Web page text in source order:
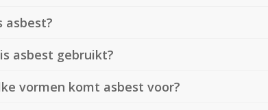
asbest?
asbest gebruikt?
vormen komt asbest voor?